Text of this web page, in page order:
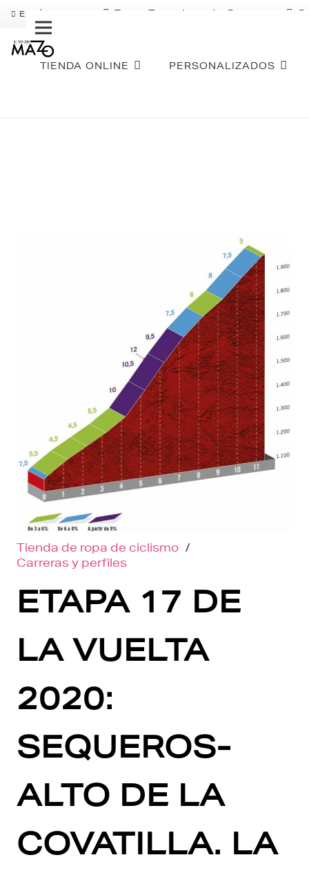
ENVÍO GRATIS Pago Fraccionado Sequra
TIENDA ONLINE PERSONALIZADOS
Tienda de ropa de ciclismo /
Carreras y perfiles
ETAPA 17 DE
LA VUELTA
2020:
SEQUEROS-
ALTO DE LA
COVATILLA. LA